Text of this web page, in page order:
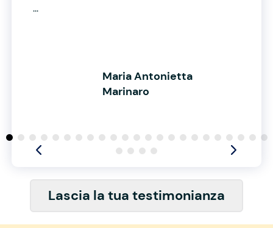
...
Maria Antonietta
Marinaro
Lascia la tua testimonianza